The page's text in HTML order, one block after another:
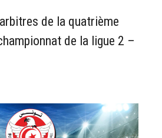
de la quatrième
de la ligue 2 –